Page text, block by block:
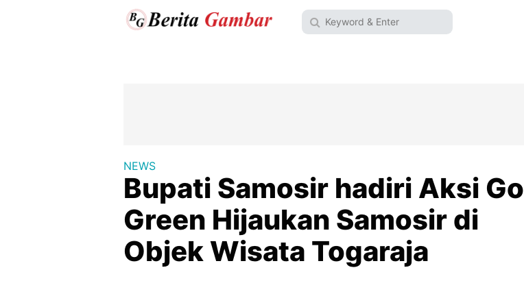
NEWS
Bupati Samosir hadiri Aksi Go
Green Hijaukan Samosir di
Objek Wisata Togaraja